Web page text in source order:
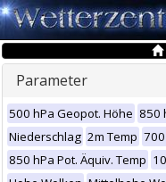
Parameter
500 hPa Geopot. Höhe 850
Niederschlag 2m Temp
850 hPa Pot. Äquiv. Temp